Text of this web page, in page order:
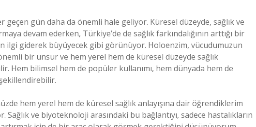
gün daha da önemli hale geliyor. Küresel düzeyde, sağlık ve
devam ederken, Türkiye’de de sağlık farkındalığının arttığı bir
ilgi giderek büyüyecek gibi görünüyor. Holoenzim, vücudumuzun
bir unsur ve hem yerel hem de küresel düzeyde sağlık
Hem bilimsel hem de popüler kullanımı, hem dünyada hem de
hem yerel hem de küresel sağlık anlayışına dair öğrendiklerim
ve biyoteknoloji arasındaki bu bağlantıyı, sadece hastalıkların